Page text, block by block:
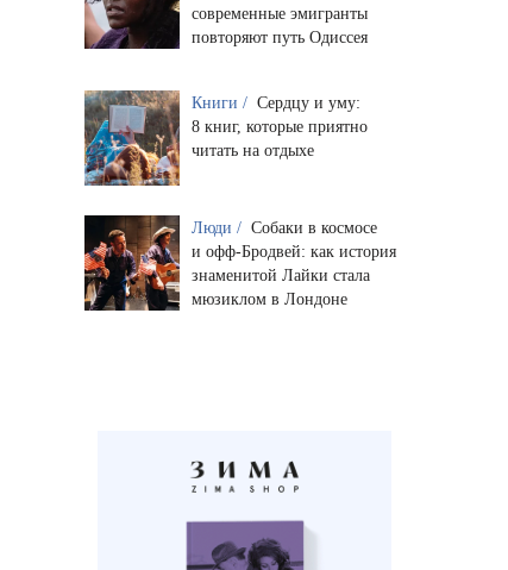
современные эмигранты
повторяют путь Одиссея
Книги / Сердцу и уму:
8 книг, которые приятно
читать на отдыхе
Люди / Собаки в космосе
и офф-Бродвей: как история
знаменитой Лайки стала
мюзиклом в Лондоне